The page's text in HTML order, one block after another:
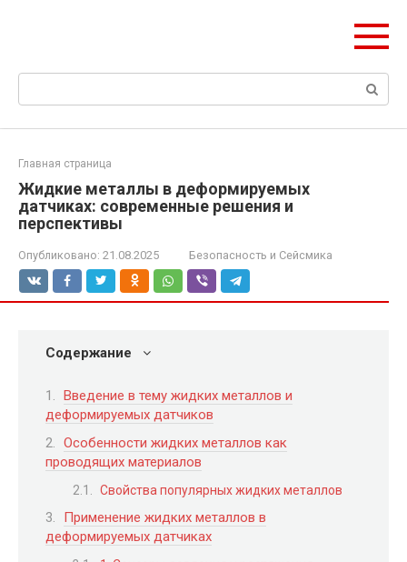
Поиск:
Главная страница
Жидкие металлы в деформируемых
датчиках: современные решения и
перспективы
Опубликовано: 21.08.2025 Безопасность и Сейсмика
Содержание
Введение в тему жидких металлов и
деформируемых датчиков
Особенности жидких металлов как
проводящих материалов
Свойства популярных жидких металлов
Применение жидких металлов в
деформируемых датчиках